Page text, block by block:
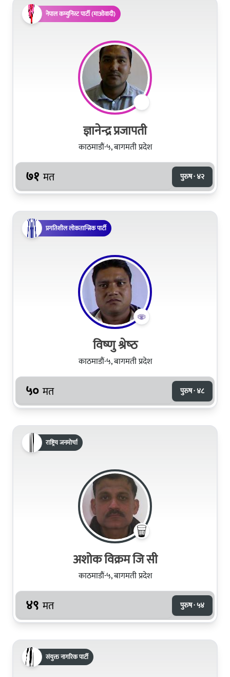
नेपाल कम्युनिस्ट पार्टी (माओवादी)
ज्ञानेन्द्र प्रजापती
काठमाडौं-५, बागमती प्रदेश
७१ मत पुरुष · ४२
प्रगतिशील लोकतान्त्रिक पार्टी
विष्‍णु श्रेष्‍ठ
काठमाडौं-५, बागमती प्रदेश
५० मत पुरुष · ४८
राष्ट्रिय जनमोर्चा
अशोक विक्रम जि सी
काठमाडौं-५, बागमती प्रदेश
४९ मत पुरुष · ५४
संयुक्त नागरिक पार्टी